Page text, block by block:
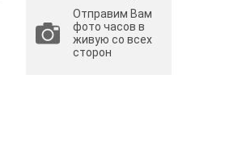
Отправим Вам
фото часов в
живую со всех
сторон